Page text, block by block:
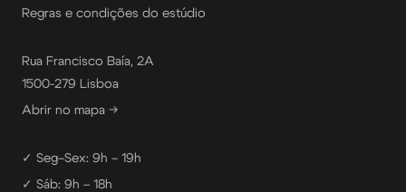
Regras e condições do estúdio
Rua Francisco Baía, 2A
1500-279 Lisboa
Abrir no mapa →
✓ Seg–Sex: 9h – 19h
✓ Sáb: 9h – 18h